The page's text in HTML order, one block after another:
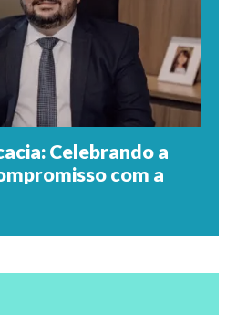
Celebrando a
com a